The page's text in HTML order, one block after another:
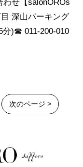
わせ【salonOROs
深山パーキング
分)☎︎ 011-200-010
次のページ >